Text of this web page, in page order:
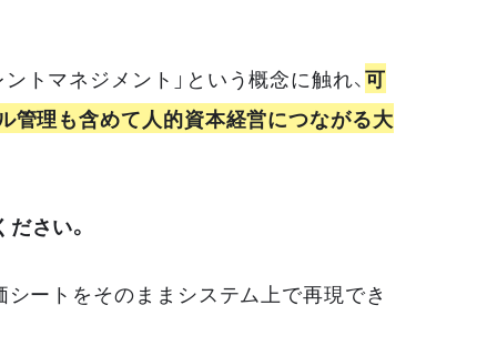
トマネジメント」という概念に触れ、可
管理も含めて人的資本経営につながる大
さい。
シートをそのままシステム上で再現でき